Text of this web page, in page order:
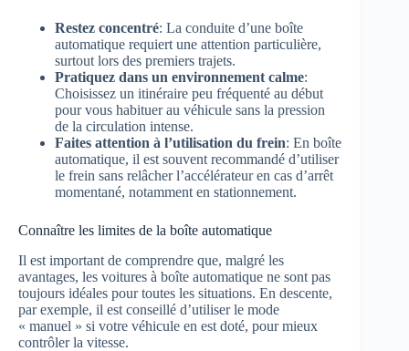
Restez concentré: La conduite d’une boîte
automatique requiert une attention particulière,
surtout lors des premiers trajets.
Pratiquez dans un environnement calme:
Choisissez un itinéraire peu fréquenté au début
pour vous habituer au véhicule sans la pression
de la circulation intense.
Faites attention à l’utilisation du frein: En boîte
automatique, il est souvent recommandé d’utiliser
le frein sans relâcher l’accélérateur en cas d’arrêt
momentané, notamment en stationnement.
Connaître les limites de la boîte automatique
Il est important de comprendre que, malgré les
avantages, les voitures à boîte automatique ne sont pas
toujours idéales pour toutes les situations. En descente,
par exemple, il est conseillé d’utiliser le mode
« manuel » si votre véhicule en est doté, pour mieux
contrôler la vitesse.